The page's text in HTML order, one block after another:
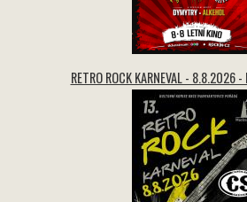
RETRO ROCK KARNEVAL - 8.8.2026 -